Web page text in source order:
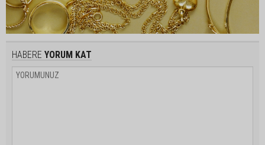
HABERE YORUM KAT